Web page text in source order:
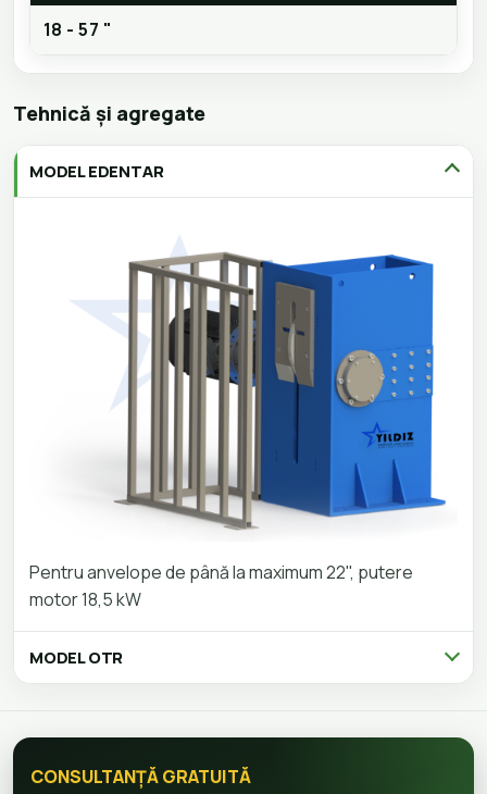
18 - 57 "
Tehnică și agregate
MODEL EDENTAR
Pentru anvelope de până la maximum 22", putere
motor 18,5 kW
MODEL OTR
CONSULTANȚĂ GRATUITĂ